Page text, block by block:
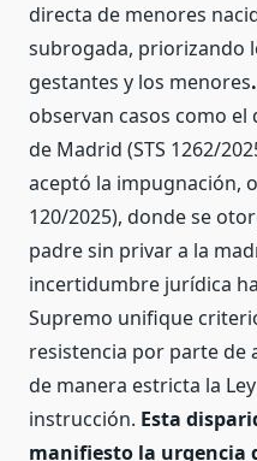
directa de menores
subrogada, priorizando
gestantes y los menores.
observan casos como el
de Madrid (STS 1262/
aceptó la impugnación, o
120/2025), donde se
padre sin privar a la
incertidumbre jurídica
Supremo unifique
resistencia por parte de
de manera estricta la
instrucción. Esta
manifiesto la urgencia